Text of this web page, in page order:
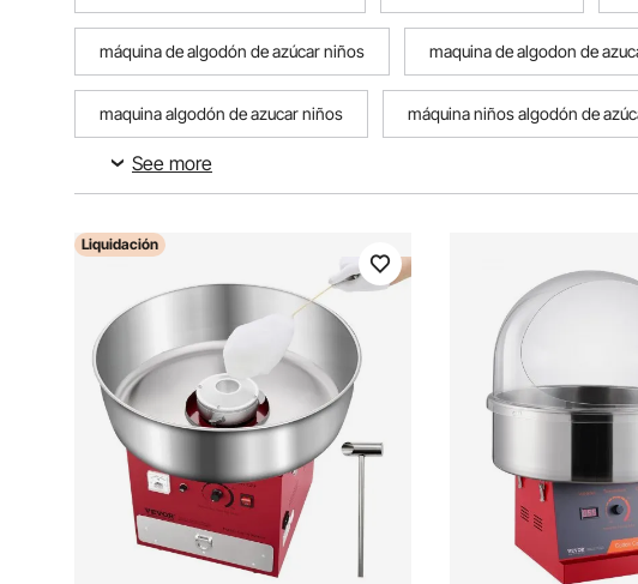
máquina de algodón de azúcar niños maquina de algodon de
maquina algodón de azucar niños máquina niños algodón de
pieza maquina algodon de azucar
See more
Liquidación